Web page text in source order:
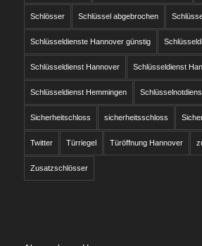
Schlösser Schlüssel abgebrochen
Schlüsseldienste Hannover günstig
Schlüsseldienst Hannover Schlüsseldienst
Schlüsseldienst Hemmingen
Sicherheitschloss sicherheitsschloss
Twitter Türriegel Türöffnung Hannover
Zusatzschlösser